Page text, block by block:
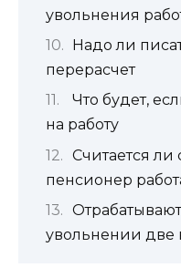
увольнения
Надо ли
перерасчет
Что будет,
на работу
Считается ли
пенсионер
увольнении две